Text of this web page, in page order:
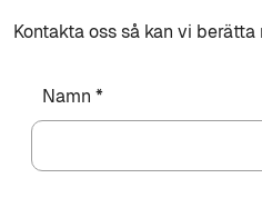
Kontakta oss så kan vi
Namn *